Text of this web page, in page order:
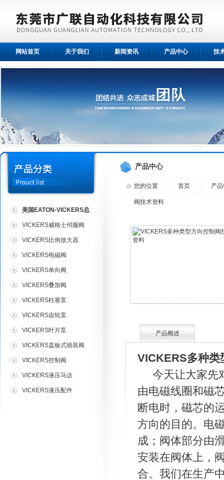
网站首页 关于我们 新闻资讯 产品中心 技
美国EATON-VICKERS总
代理
VICKERS威格士伺服阀
VICKERS比例放大器
VICKERS电磁阀
VICKERS单向阀
VICKERS叠加阀
VICKERS柱塞泵
VICKERS齿轮泵
VICKERS叶片泵
VICKERS盖板式插装阀
VICKERS控制阀
VICKERS液压马达
VICKERS液压配件
产品中心
您的位置 首页 产
阀技术资料
产品概述
VICKERS多种类
今天让大家先
由电磁线圈和磁
断电时，磁芯的
方向的目的。电
成；阀体部分由
安装在阀体上，
合。我们在生产